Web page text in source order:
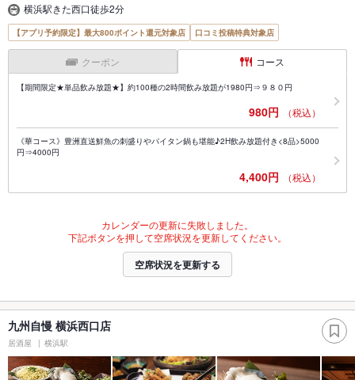
横浜駅きた西口徒歩2分
【アプリ予約限定】最大800ポイント還元対象店 口コミ投稿特典対象店
クーポン コース
【期間限定★単品飲み放題★】約100種の2時間飲み放題が1980円⇒９８０円
980円 （税込）
《華コース》豊洲直送鮮魚の刺盛りやパイタン鍋も堪能♪2H飲み放題付き<8品>5000
円⇒4000円
4,400円 （税込）
カレンダーの更新に失敗しました。
下記ボタンを押して空席状況を更新してください。
空席状況を更新する
九州自慢 横浜西口店
居酒屋 横浜駅